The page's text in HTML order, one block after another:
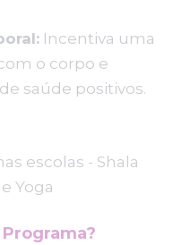
Incentiva uma
o corpo e
saúde positivos.